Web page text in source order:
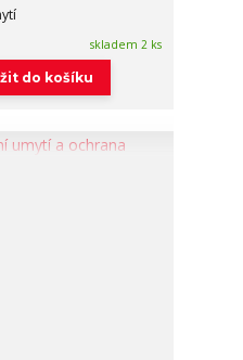
skladem 2 ks
do košíku